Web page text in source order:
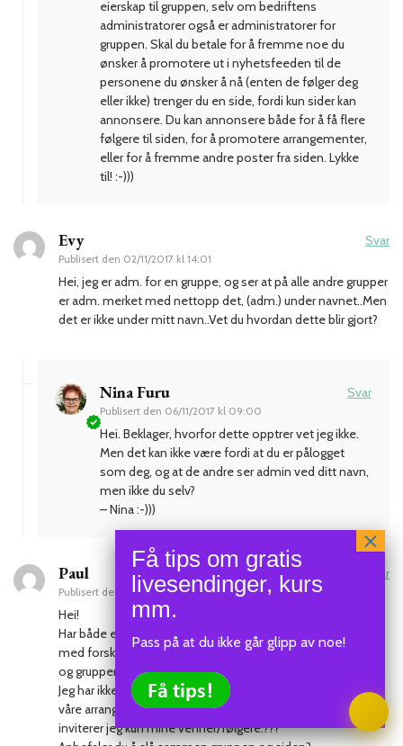
eierskap til gruppen, selv om bedriftens
administratorer også er administratorer for
gruppen. Skal du betale for å fremme noe du
ønsker å promotere ut i nyhetsfeeden til de
personene du ønsker å nå (enten de følger deg
eller ikke) trenger du en side, fordi kun sider kan
annonsere. Du kan annonsere både for å få flere
følgere til siden, for å promotere arrangementer,
eller for å fremme andre poster fra siden. Lykke
til! :-)))
Evy
Publisert den 02/11/2017 kl 14:01
Svar
Hei, jeg er adm. for en gruppe, og ser at på alle andre grupper
er adm. merket med nettopp det, (adm.) under navnet..Men
det er ikke under mitt navn..Vet du hvordan dette blir gjort?
Nina Furu
Publisert den 06/11/2017 kl 09:00
Svar
Hei. Beklager, hvorfor dette opptrer vet jeg ikke.
Men det kan ikke være fordi at du er pålogget
som deg, og at de andre ser admin ved ditt navn,
men ikke du selv?
– Nina :-)))
Paul
Publisert den 07/12/2017 kl 15:04
Svar
Hei!
Har både en gruppe og en side. Vi driver en Pub/utested
med forskeligne konserter. Siden har nesten 1700 følgere,
og gruppen ca 900 følgere.
Jeg har ikke helt forstått hvordan disse følgere får info om
våre arrangementer. Prøver jeg å dele/invitere, så deler eller
inviterer jeg kun mine venner/følgere.???
Pass på at du ikke går glipp av noe!
SEND